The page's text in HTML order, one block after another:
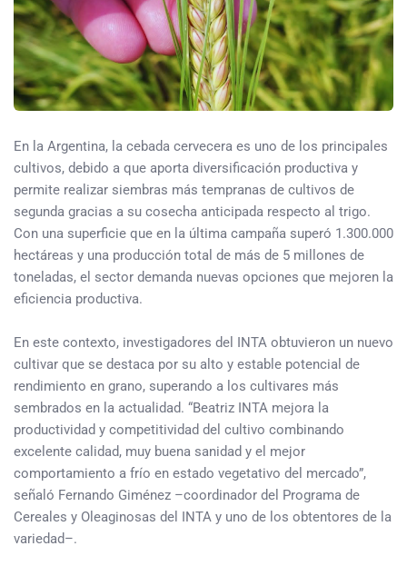
En la Argentina, la cebada cervecera es uno de los principales
cultivos, debido a que aporta diversificación productiva y
permite realizar siembras más tempranas de cultivos de
segunda gracias a su cosecha anticipada respecto al trigo.
Con una superficie que en la última campaña superó 1.300.000
hectáreas y una producción total de más de 5 millones de
toneladas, el sector demanda nuevas opciones que mejoren la
eficiencia productiva.
En este contexto, investigadores del INTA obtuvieron un nuevo
cultivar que se destaca por su alto y estable potencial de
rendimiento en grano, superando a los cultivares más
sembrados en la actualidad. “Beatriz INTA mejora la
productividad y competitividad del cultivo combinando
excelente calidad, muy buena sanidad y el mejor
comportamiento a frío en estado vegetativo del mercado”,
señaló Fernando Giménez –coordinador del Programa de
Cereales y Oleaginosas del INTA y uno de los obtentores de la
variedad–.